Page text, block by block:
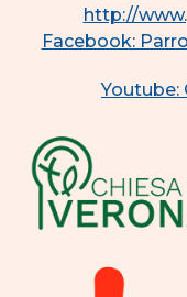
http://
Facebook:
Youtube: